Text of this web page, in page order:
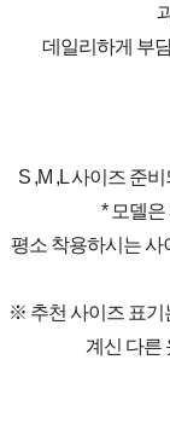
데일리하게 부
S ,M ,L 사이즈 준
* 모델
평소 착용하시는 사
※ 추천 사이즈 표기
계신 다른